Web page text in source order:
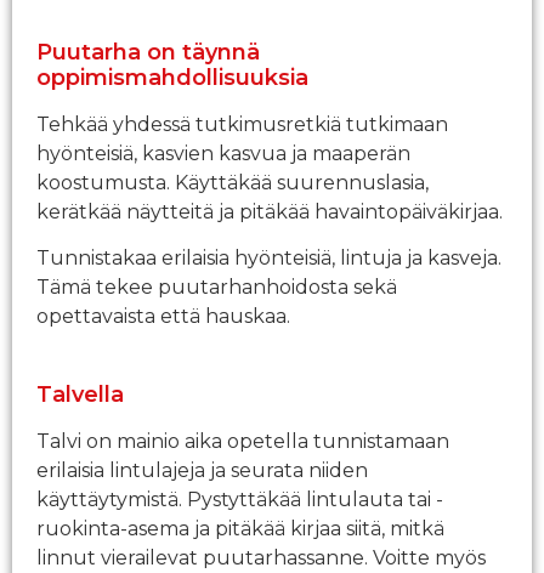
Puutarha on täynnä
oppimismahdollisuuksia
Tehkää yhdessä tutkimusretkiä tutkimaan
hyönteisiä, kasvien kasvua ja maaperän
koostumusta. Käyttäkää suurennuslasia,
kerätkää näytteitä ja pitäkää havaintopäiväkirjaa.
Tunnistakaa erilaisia hyönteisiä, lintuja ja kasveja.
Tämä tekee puutarhanhoidosta sekä
opettavaista että hauskaa.
Talvella
Talvi on mainio aika opetella tunnistamaan
erilaisia lintulajeja ja seurata niiden
käyttäytymistä. Pystyttäkää lintulauta tai -
ruokinta-asema ja pitäkää kirjaa siitä, mitkä
linnut vierailevat puutarhassanne. Voitte myös